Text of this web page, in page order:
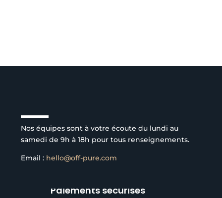
Nos équipes sont à votre écoute du lundi au
samedi de 9h à 18h pour tous renseignements.
Email : hello@off-pure.com
Paiements sécurisés